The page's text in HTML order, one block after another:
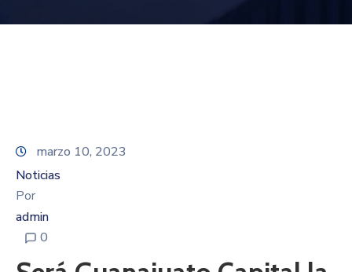
marzo 10, 2023
Noticias
Por
admin
0